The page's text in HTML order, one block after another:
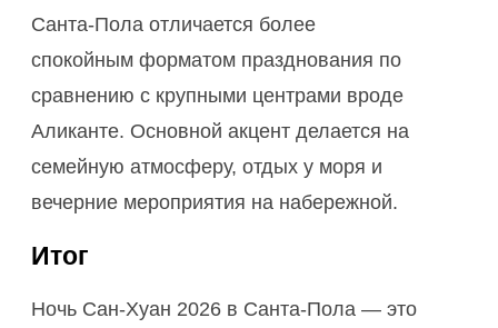
Санта-Пола отличается более
спокойным форматом празднования по
сравнению с крупными центрами вроде
Аликанте. Основной акцент делается на
семейную атмосферу, отдых у моря и
вечерние мероприятия на набережной.
Итог
Ночь Сан-Хуан 2026 в Санта-Пола — это